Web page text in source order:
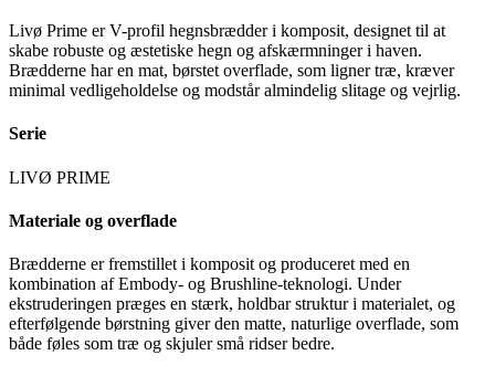
Livø Prime er V-profil hegnsbrædder i komposit, designet til at
skabe robuste og æstetiske hegn og afskærmninger i haven.
Brædderne har en mat, børstet overflade, som ligner træ, kræver
minimal vedligeholdelse og modstår almindelig slitage og vejrlig.
Serie
LIVØ PRIME
Materiale og overflade
Brædderne er fremstillet i komposit og produceret med en
kombination af Embody- og Brushline-teknologi. Under
ekstruderingen præges en stærk, holdbar struktur i materialet, og
efterfølgende børstning giver den matte, naturlige overflade, som
både føles som træ og skjuler små ridser bedre.